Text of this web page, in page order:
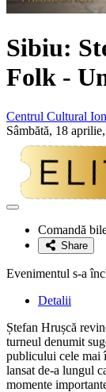
Sibiu:
Folk -
Centrul Cultural
Sâmbătă, 18
Adaugă
favoriteComandă
Share
Evenimentul s-a
Detalii
Ștefan Hrușcă
turneul denumit
publicului cele mai
lansat de-a lungul
momente